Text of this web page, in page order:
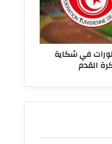
في شكاية
القدم